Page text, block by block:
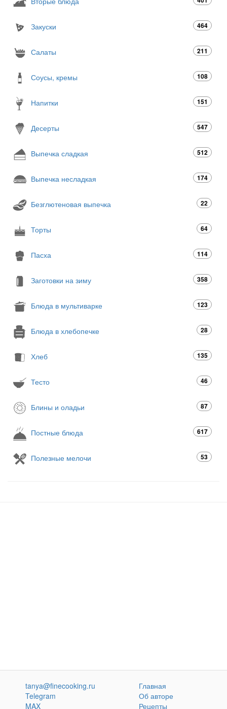
Закуски 464
Салаты 211
Соусы, кремы 108
Напитки 151
Десерты 547
Выпечка сладкая 512
Выпечка несладкая 174
Безглютеновая выпечка 22
Торты 64
Пасха 114
Заготовки на зиму 358
Блюда в мультиварке 123
Блюда в хлебопечке 28
Хлеб 135
Тесто 46
Блины и оладьи 87
Постные блюда 617
Полезные мелочи 53
tanya@finecooking.ru
Telegram
MAX
Главная
Об авторе
Рецепты